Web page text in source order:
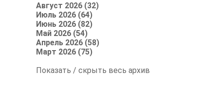
Август 2026 (32)
Июль 2026 (64)
Июнь 2026 (82)
Май 2026 (54)
Апрель 2026 (58)
Март 2026 (75)
Показать / скрыть весь архив